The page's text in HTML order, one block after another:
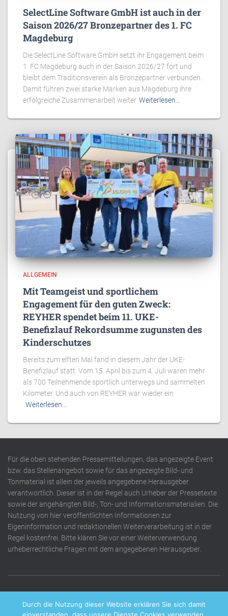
SelectLine Software GmbH ist auch in der
Saison 2026/27 Bronzepartner des 1. FC
Magdeburg
Die SelectLine Software GmbH setzt ihr Engagement beim
1. FC Magdeburg auch in der Saison 2026/27 fort und
bleibt dem Traditionsverein als Bronzepartner verbunden.
Damit führen zwei starke Marken aus Magdeburg ihre
erfolgreiche Zusammenarbeit weiter Weiterlesen…
ALLGEMEIN
Mit Teamgeist und sportlichem
Engagement für den guten Zweck:
REYHER spendet beim 11. UKE-
Benefizlauf Rekordsumme zugunsten des
Kinderschutzes
Bereits zum elften Mal fand in diesem Jahr der UKE-
Benefizlauf statt. Vom 15. April bis zum 4. Juli waren mehr
als 700 Teilnehmende sportlich unterwegs und sammelten
Kilometer. Und auch von REYHER war wieder ein
Weiterlesen…
Für die oben stehenden Pressemitteilungen, das angezeigte Event
bzw. das Stellenangebot sowie für das angezeigte Bild- und
Tonmaterial ist allein der jeweils angegebene Herausgeber
verantwortlich. Dieser ist in der Regel auch Urheber der Pressetexte
sowie der angehängten Bild-, Ton- und Informationsmaterialien. Die
Nutzung von hier veröffentlichten Informationen zur
Eigeninformation und redaktionellen Weiterverarbeitung ist in der
Regel kostenfrei. Bitte klären Sie vor einer Weiterverwendung
urheberrechtliche Fragen mit dem angegebenen Herausgeber.
Durch die Nutzung dieser Website erklären Sie sich damit